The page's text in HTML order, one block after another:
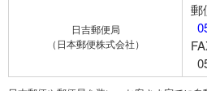
日吉郵便局
（日本郵便株式会社）
郵